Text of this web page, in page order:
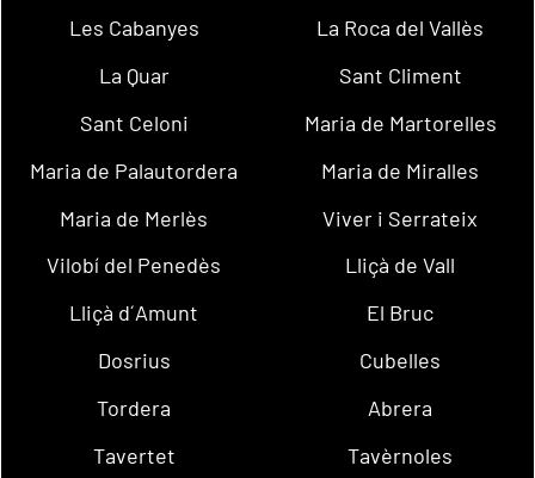
Les Cabanyes
La Roca del Vallès
La Quar
Sant Climent
Sant Celoni
Maria de Martorelles
Maria de Palautordera
Maria de Miralles
Maria de Merlès
Viver i Serrateix
Vilobí del Penedès
Lliçà de Vall
Lliçà d´Amunt
El Bruc
Dosrius
Cubelles
Tordera
Abrera
Tavertet
Tavèrnoles